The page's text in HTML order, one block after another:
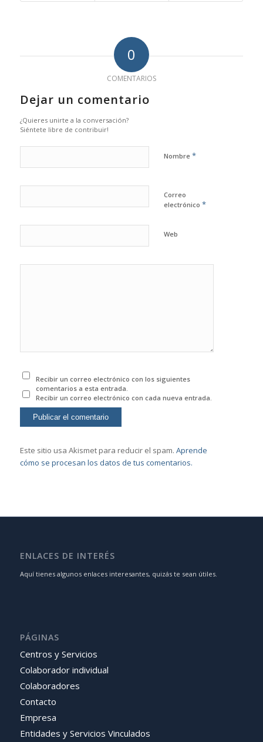
0
COMENTARIOS
Dejar un comentario
¿Quieres unirte a la conversación?
Siéntete libre de contribuir!
Nombre *
Correo
electrónico *
Web
Recibir un correo electrónico con los siguientes
comentarios a esta entrada.
Recibir un correo electrónico con cada nueva entrada.
Este sitio usa Akismet para reducir el spam. Aprende
cómo se procesan los datos de tus comentarios.
ENLACES DE INTERÉS
Aquí tienes algunos enlaces interesantes, quizás te sean útiles.
PÁGINAS
Centros y Servicios
Colaborador individual
Colaboradores
Contacto
Empresa
Entidades y Servicios Vinculados